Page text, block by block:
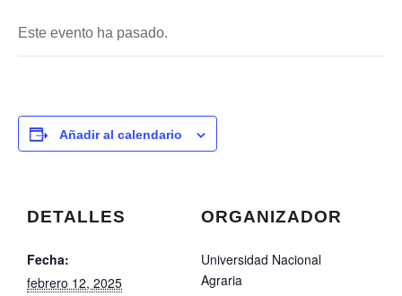
Este evento ha pasado.
Añadir al calendario
DETALLES
Fecha:
febrero 12, 2025
ORGANIZADOR
Universidad Nacional
Agraria